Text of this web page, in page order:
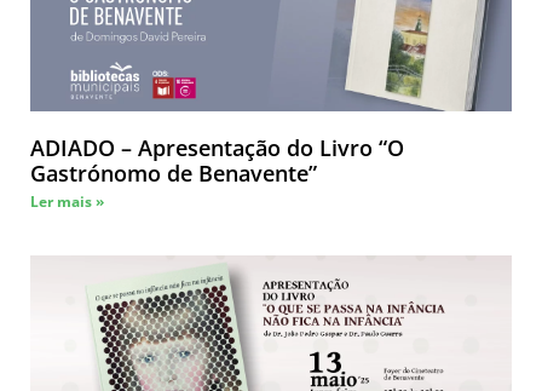
ADIADO – Apresentação do Livro “O
Gastrónomo de Benavente”
Ler mais »